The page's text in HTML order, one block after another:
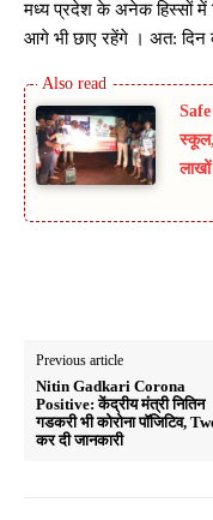
मध्य प्रदेश के अनेक हिस्सों में
आगे भी छाए रहेंगे । अत: दिन
स्कूल,
Previous article
Nitin Gadkari Corona
Positive: केंद्रीय मंत्री नितिन
गडकरी भी कोरोना पॉजिटिव,
कर दी जानकारी